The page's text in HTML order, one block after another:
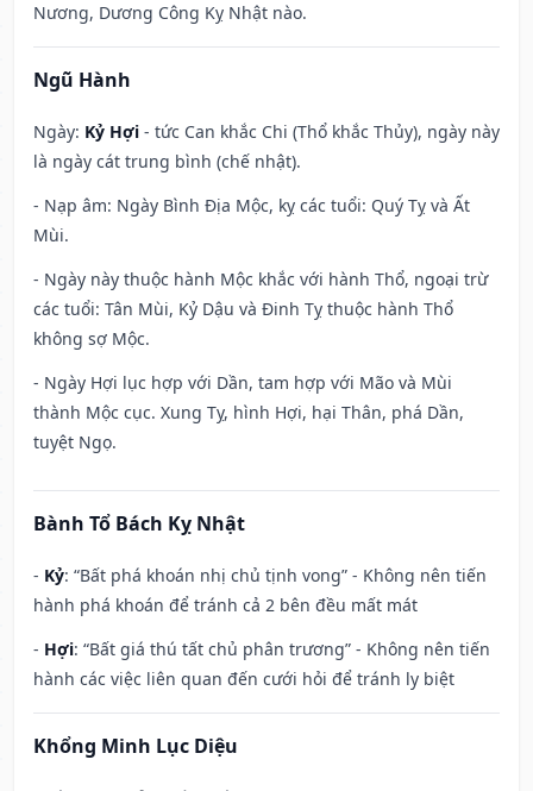
Nương, Dương Công Kỵ Nhật nào.
Ngũ Hành
Ngày: Kỷ Hợi - tức Can khắc Chi (Thổ khắc Thủy), ngày này
là ngày cát trung bình (chế nhật).
- Nạp âm: Ngày Bình Địa Mộc, kỵ các tuổi: Quý Tỵ và Ất
Mùi.
- Ngày này thuộc hành Mộc khắc với hành Thổ, ngoại trừ
các tuổi: Tân Mùi, Kỷ Dậu và Đinh Tỵ thuộc hành Thổ
không sợ Mộc.
- Ngày Hợi lục hợp với Dần, tam hợp với Mão và Mùi
thành Mộc cục. Xung Tỵ, hình Hợi, hại Thân, phá Dần,
tuyệt Ngọ.
Bành Tổ Bách Kỵ Nhật
- Kỷ: “Bất phá khoán nhị chủ tịnh vong” - Không nên tiến
hành phá khoán để tránh cả 2 bên đều mất mát
- Hợi: “Bất giá thú tất chủ phân trương” - Không nên tiến
hành các việc liên quan đến cưới hỏi để tránh ly biệt
Khổng Minh Lục Diệu